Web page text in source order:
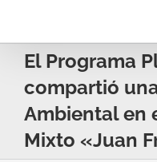
El Programa
compartió
Ambiental en
Mixto «Juan